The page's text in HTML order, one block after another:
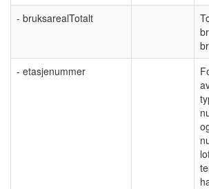
- bruksarealTotalt
- etasjenummer